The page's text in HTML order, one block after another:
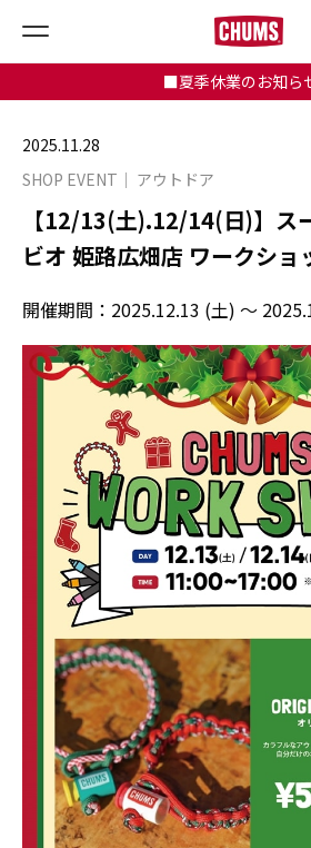
■夏季休業のお知
2025.11.28
SHOP EVENT
アウトドア
【12/13(土).12/14(日)】ス
ビオ 姫路広畑店 ワークショ
開催期間： 2025.12.13 (土) ～